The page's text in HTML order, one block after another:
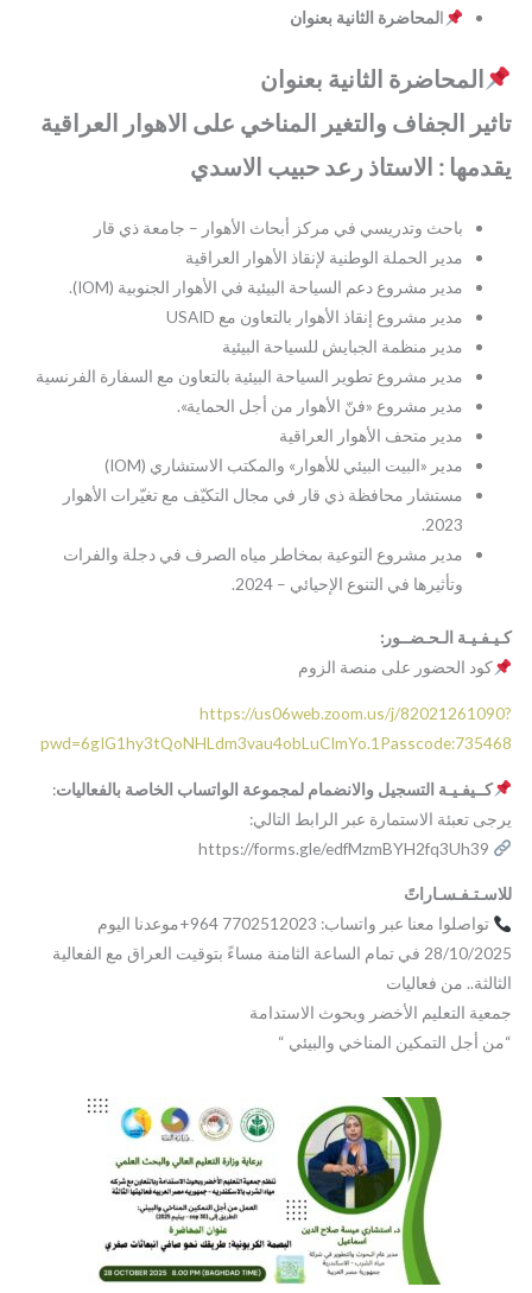
المحاضرة الثانية بعنوان
المحاضرة الثانية بعنوان
تاثير الجفاف والتغير المناخي على الاهوار العراقية
يقدمها : الاستاذ رعد حبيب الاسدي
باحث وتدريسي في مركز أبحاث الأهوار – جامعة ذي قار
مدير الحملة الوطنية لإنقاذ الأهوار العراقية
مدير مشروع دعم السياحة البيئية في الأهوار الجنوبية (IOM).
مدير مشروع إنقاذ الأهوار بالتعاون مع USAID
مدير منظمة الجبايش للسياحة البيئية
مدير مشروع تطوير السياحة البيئية بالتعاون مع السفارة الفرنسية
مدير مشروع «فنّ الأهوار من أجل الحماية».
مدير متحف الأهوار العراقية
مدير «البيت البيئي للأهوار» والمكتب الاستشاري (IOM)
مستشار محافظة ذي قار في مجال التكيّف مع تغيّرات الأهوار
2023.
مدير مشروع التوعية بمخاطر مياه الصرف في دجلة والفرات
وتأثيرها في التنوع الإحيائي – 2024.
كـيـفـيـة الـحـضــور:
كود الحضور على منصة الزوم
https://us06web.zoom.us/j/82021261090?
pwd=6gIG1hy3tQoNHLdm3vau4obLuCImYo.1Passcode:735468
كــيفـيـة التسجيل والانضمام لمجموعة الواتساب الخاصة بالفعاليات:
يرجى تعبئة الاستمارة عبر الرابط التالي:
للاسـتـفـسـاراتً
تواصلوا معنا عبر واتساب: 7702512023 964+موعدنا اليوم
28/10/2025 في تمام الساعة الثامنة مساءً بتوقيت العراق مع الفعالية
الثالثة.. من فعاليات
جمعية التعليم الأخضر وبحوث الاستدامة
“من أجل التمكين المناخي والبيئي “